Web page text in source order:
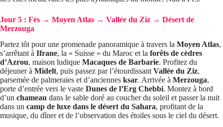
Jour 5 : Fès → Moyen Atlas → Vallée du Ziz → Désert de
Merzouga
Partez tôt pour une promenade panoramique à travers la Moyen Atlas,
s’arrêtant à Ifrane, la « Suisse » du Maroc et la forêts de cèdres
d’Azrou, maison ludique Macaques de Barbarie. Profitez du
déjeuner à Midelt, puis passez par l’étourdissant Vallée du Ziz,
parsemée de palmeraies et d’anciennes ksar. Arrivée à Merzouga,
porte d’entrée vers le vaste Dunes de l’Erg Chebbi. Montez à bord
d’un chameau dans le sable doré au coucher du soleil et passer la nuit
dans un camp de luxe dans le désert du Sahara, profitant de la
musique, du dîner et de l’observation des étoiles sous le ciel du désert.